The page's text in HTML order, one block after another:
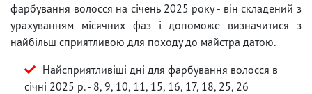
фарбування волосся на січень 2025 року - він складений з
урахуванням місячних фаз і допоможе визначитися з
найбільш сприятливою для походу до майстра датою.
Найсприятливіші дні для фарбування волосся в
січні 2025 р. - 8, 9, 10, 11, 15, 16, 17, 18, 25, 26